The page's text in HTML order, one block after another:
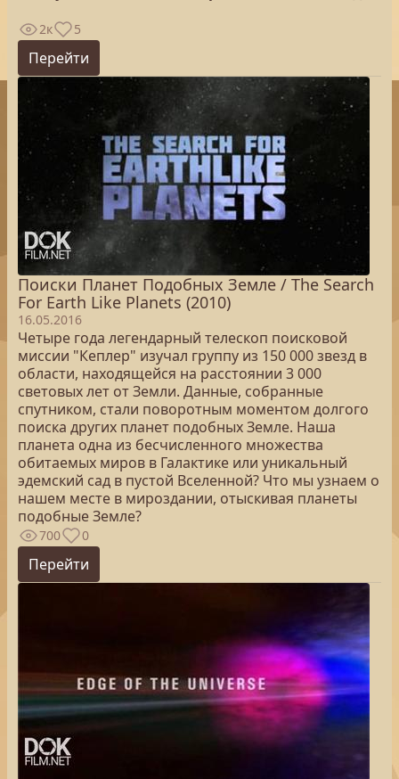
2к 5
Перейти
Поиски Планет Подобных Земле / The Search
For Earth Like Planets (2010)
16.05.2016
Четыре года легендарный телескоп поисковой
миссии "Кеплер" изучал группу из 150 000 звезд в
области, находящейся на расстоянии 3 000
световых лет от Земли. Данные, собранные
спутником, стали поворотным моментом долгого
поиска других планет подобных Земле. Наша
планета одна из бесчисленного множества
обитаемых миров в Галактике или уникальный
эдемский сад в пустой Вселенной? Что мы узнаем о
нашем месте в мироздании, отыскивая планеты
подобные Земле?
700 0
Перейти